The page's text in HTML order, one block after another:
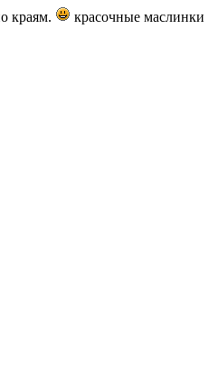
краям.
красочные маслинки